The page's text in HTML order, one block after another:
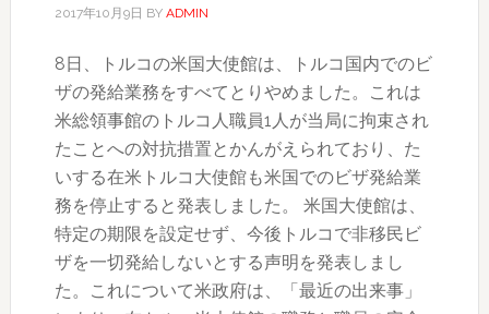
230
人
以
上
2017年10月9日 BY ADMIN
8日、トルコの米国大使館は、トルコ国内でのビ
ザの発給業務をすべてとりやめました。これは
米総領事館のトルコ人職員1人が当局に拘束され
たことへの対抗措置とかんがえられており、た
いする在米トルコ大使館も米国でのビザ発給業
務を停止すると発表しました。 米国大使館は、
特定の期限を設定せず、今後トルコで非移民ビ
ザを一切発給しないとする声明を発表しまし
た。これについて米政府は、「最近の出来事」